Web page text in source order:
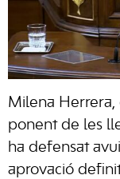
Milena Herrera,
ponent de les
ha defensat
aprovació